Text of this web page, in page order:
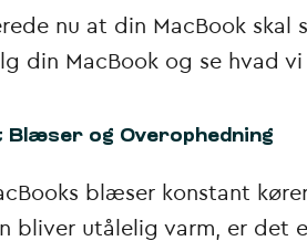
nu at din MacBook skal
din MacBook og se hvad
Blæser og Overophedning
blæser konstant
bliver utålelig varm, er det